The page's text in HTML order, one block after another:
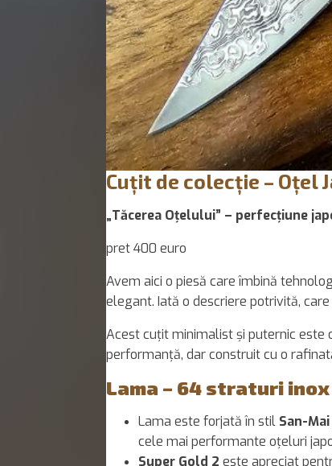
Cuțit de colecție – Oțel
„Tăcerea Oțelului” – perfecțiune
pret 400 euro
Avem aici o piesă care îmbină
elegant. Iată o descriere potrivită,
Acest cuțit minimalist și puternic este
performanță, dar construit cu o
Lama – 64 straturi inox
Lama este forjată în stil San-
cele mai performante oțeluri
Super Gold 2 este apreciat